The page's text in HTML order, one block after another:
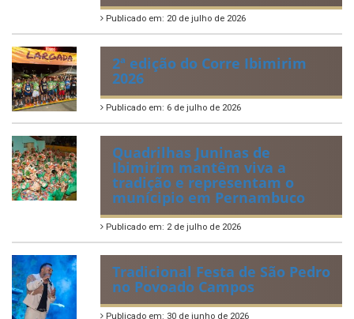
Publicado em: 20 de julho de 2026
2ª edição do Corre Ibimirim
2026
Publicado em: 6 de julho de 2026
Quadrilhas Juninas de
Ibimirim mantêm viva a
tradição e representam o
munícipio em Pernambuco
Publicado em: 2 de julho de 2026
Tradicional Festa de São Pedro
no Povoado Campos
Publicado em: 30 de junho de 2026